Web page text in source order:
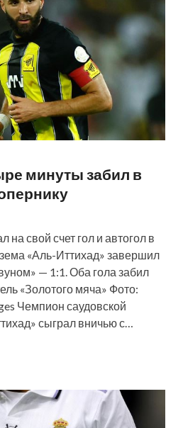
минуты забил в
на свой счет гол и автогол в
«Аль-Иттихад» завершил
— 1:1. Оба гола забил
«Золотого мяча» Фото:
Чемпион саудовской
сыграл вничью с…